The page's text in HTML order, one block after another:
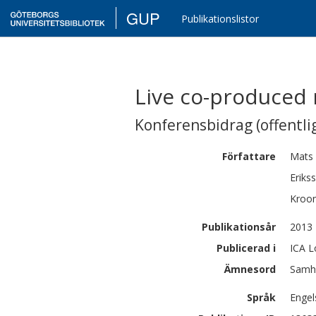
GUP Publikationslistor
Live co-produced
Konferensbidrag
Författare Mats
Publikationsår
2013
Publicerad i
ICA
Ämnesord
Språk